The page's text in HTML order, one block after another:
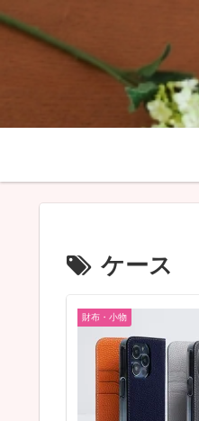
ケース
財布・小物